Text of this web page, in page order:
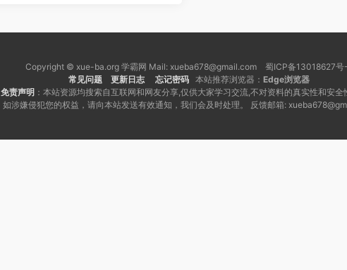
Copyright © xue-ba.org 学霸网 Mail: xueba678@gmail.com 蜀ICP备13018627号
常见问题
更新日志 忘记密码 本站推荐浏览器： Edge浏览器
免责声明 ：本站资源均搜索自互联网和网友分享,仅供大家学习交流,不对资料的真实性和安全
如涉嫌侵犯您的权益，请向本站发送有效通知，我们会及时处理。 反馈邮箱: